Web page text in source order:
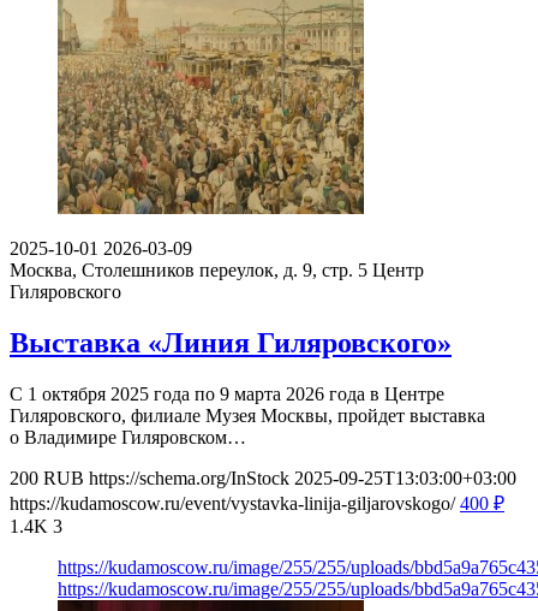
2025-10-01 2026-03-09
Москва, Столешников переулок, д. 9, стр. 5 Центр
Гиляровского
Выставка «Линия Гиляровского»
С 1 октября 2025 года по 9 марта 2026 года в Центре
Гиляровского, филиале Музея Москвы, пройдет выставка
о Владимире Гиляровском…
200 RUB https://schema.org/InStock 2025-09-25T13:03:00+03:00
https://kudamoscow.ru/event/vystavka-linija-giljarovskogo/ 400 ₽
1.4K 3
https://kudamoscow.ru/image/255/255/uploads/
https://kudamoscow.ru/image/255/255/uploads/